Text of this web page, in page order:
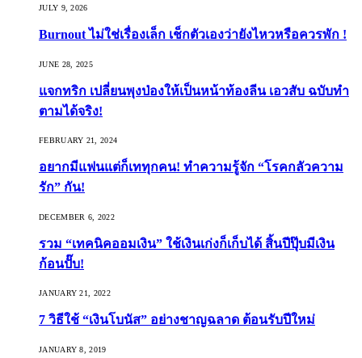
JULY 9, 2026
Burnout ไม่ใช่เรื่องเล็ก เช็กตัวเองว่ายังไหวหรือควรพัก !
JUNE 28, 2025
แจกทริก เปลี่ยนพุงป่องให้เป็นหน้าท้องลีน เอวสับ ฉบับทำ
ตามได้จริง!
FEBRUARY 21, 2024
อยากมีแฟนแต่ก็เททุกคน! ทำความรู้จัก “โรคกลัวความ
รัก” กัน!
DECEMBER 6, 2022
รวม “เทคนิคออมเงิน” ใช้เงินเก่งก็เก็บได้ สิ้นปีปุ๊บมีเงิน
ก้อนปั๊บ!
JANUARY 21, 2022
7 วิธีใช้ “เงินโบนัส” อย่างชาญฉลาด ต้อนรับปีใหม่
JANUARY 8, 2019